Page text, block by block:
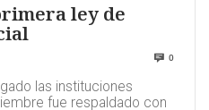
ley de
0
las instituciones
fue respaldado con